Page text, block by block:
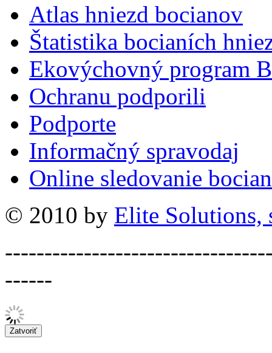
Atlas hniezd bocianov
Štatistika bocianích
Ekovýchovný program
Ochranu podporili
Podporte
Informačný spravodaj
Online sledovanie
© 2010 by Elite Solutions,
------